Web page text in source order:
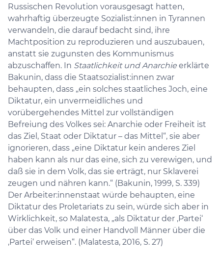
Russischen Revolution vorausgesagt hatten,
wahrhaftig überzeugte Sozialist:innen in Tyrannen
verwandeln, die darauf bedacht sind, ihre
Machtposition zu reproduzieren und auszubauen,
anstatt sie zugunsten des Kommunismus
abzuschaffen. In Staatlichkeit und Anarchie erklärte
Bakunin, dass die Staatsozialist:innen zwar
behaupten, dass „ein solches staatliches Joch, eine
Diktatur, ein unvermeidliches und
vorübergehendes Mittel zur vollständigen
Befreiung des Volkes sei: Anarchie oder Freiheit ist
das Ziel, Staat oder Diktatur – das Mittel“, sie aber
ignorieren, dass „eine Diktatur kein anderes Ziel
haben kann als nur das eine, sich zu verewigen, und
daß sie in dem Volk, das sie erträgt, nur Sklaverei
zeugen und nähren kann.“ (Bakunin, 1999, S. 339)
Der Arbeiter:innenstaat würde behaupten, eine
Diktatur des Proletariats zu sein, würde sich aber in
Wirklichkeit, so Malatesta, „als Diktatur der ‚Partei‘
über das Volk und einer Handvoll Männer über die
‚Partei‘ erweisen“. (Malatesta, 2016, S. 27)